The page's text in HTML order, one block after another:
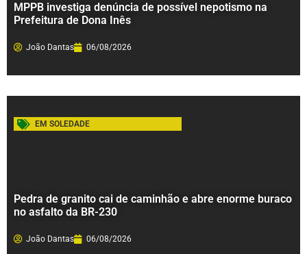
MPPB investiga denúncia de possível nepotismo na
Prefeitura de Dona Inês
João Dantas 06/08/2026
EM SOLEDADE
Pedra de granito cai de caminhão e abre enorme buraco
no asfalto da BR-230
João Dantas 06/08/2026